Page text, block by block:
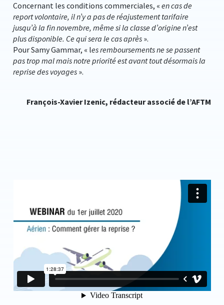
Concernant les conditions commerciales, « en cas de
report volontaire, il n’y a pas de réajustement tarifaire
jusqu’à la fin novembre, même si la classe d’origine n’est
plus disponible. Ce qui sera le cas après ».
Pour Samy Gammar, « les remboursements ne se passent
pas trop mal mais notre priorité est avant tout désormais la
reprise des voyages ».
François-Xavier Izenic, rédacteur associé de l’AFTM